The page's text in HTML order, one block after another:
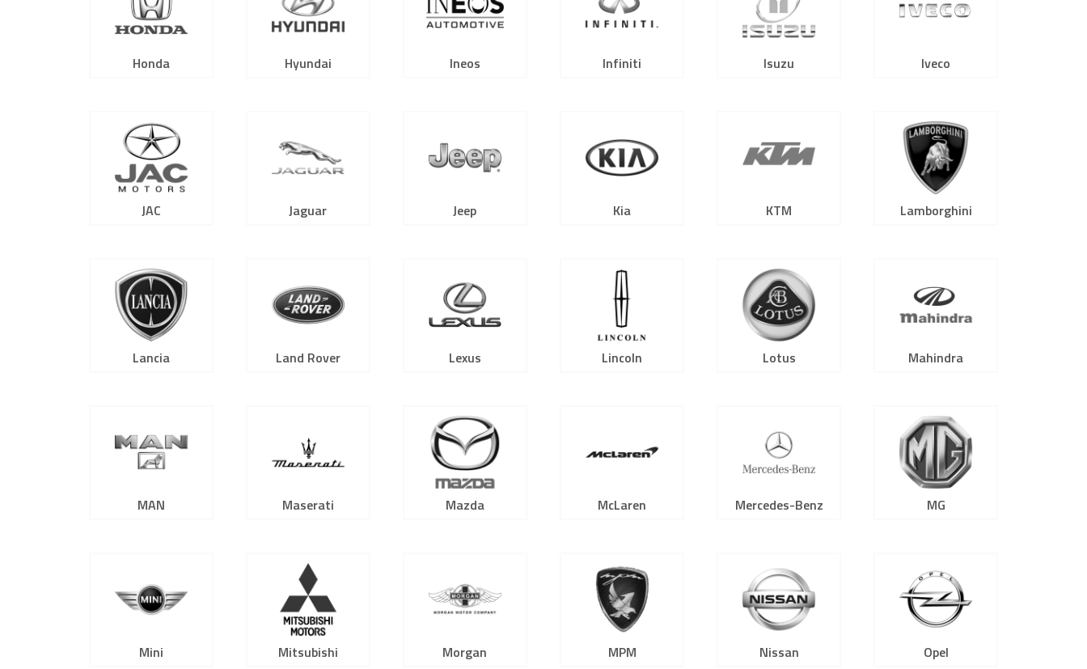
Honda Hyundai Ineos Infiniti Isuzu Iveco
JAC Jaguar Jeep Kia KTM Lamborghini
Lancia Land Rover Lexus Lincoln Lotus Mahindra
MAN Maserati Mazda McLaren Mercedes-Benz MG
Mini Mitsubishi Morgan MPM Nissan Opel